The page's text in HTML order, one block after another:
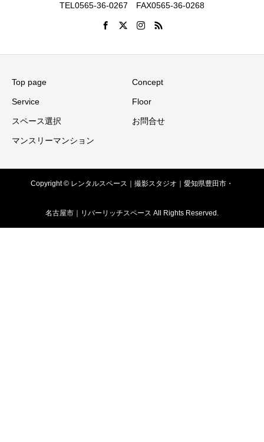
TEL0565-36-0267 FAX0565-36-0268
Top page Concept
Service Floor
スペース選択 お問合せ
マンスリーマンション
Copyright © レンタルスペース｜撮影スタジオ｜愛知県豊田市・
名古屋市｜リバーリッチスペース All Rights Reserved.